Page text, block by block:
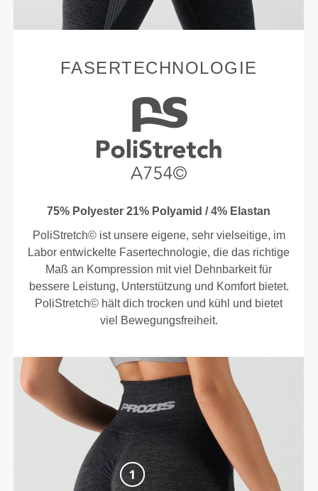
FASERTECHNOLOGIE
75% Polyester 21% Polyamid / 4% Elastan
PoliStretch© ist unsere eigene, sehr vielseitige, im
Labor entwickelte Fasertechnologie, die das richtige
Maß an Kompression mit viel Dehnbarkeit für
bessere Leistung, Unterstützung und Komfort bietet.
PoliStretch© hält dich trocken und kühl und bietet
viel Bewegungsfreiheit.